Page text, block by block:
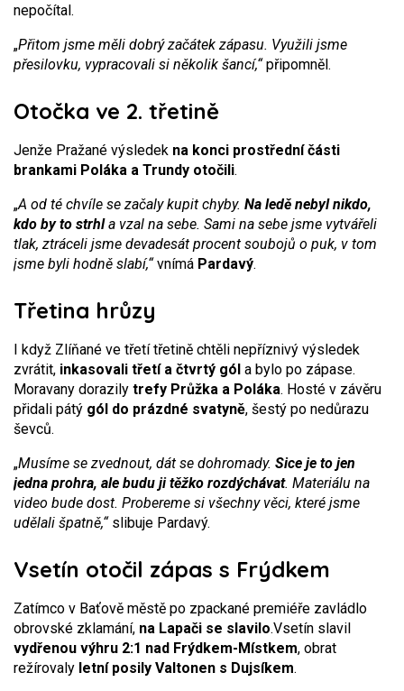
nepočítal.
„Přitom jsme měli dobrý začátek zápasu. Využili jsme
přesilovku, vypracovali si několik šancí,“připomněl.
Otočka ve 2. třetině
Jenže Pražané výsledek na konci prostřední části
brankami Poláka a Trundy otočili.
„A od té chvíle se začaly kupit chyby. Na ledě nebyl nikdo,
kdo by to strhla vzal na sebe. Sami na sebe jsme vytvářeli
tlak, ztráceli jsme devadesát procent soubojů o puk, v tom
jsme byli hodně slabí,“vnímá Pardavý.
Třetina hrůzy
I když Zlíňané ve třetí třetině chtěli nepříznivý výsledek
zvrátit, inkasovali třetí a čtvrtý gól a bylo po zápase.
Moravany dorazily trefy Průžka a Poláka. Hosté v závěru
přidali pátý gól do prázdné svatyně, šestý po nedůrazu
ševců.
„Musíme se zvednout, dát se dohromady. Sice je to jen
jedna prohra, ale budu ji těžko rozdýchávat. Materiálu na
video bude dost. Probereme si všechny věci, které jsme
udělali špatně,“slibuje Pardavý.
Vsetín otočil zápas s Frýdkem
Zatímco v Baťově městě po zpackané premiéře zavládlo
obrovské zklamání, na Lapači se slavilo.Vsetín slavil
vydřenou výhru 2:1 nad Frýdkem-Místkem, obrat
režírovaly letní posily Valtonen s Dujsíkem.